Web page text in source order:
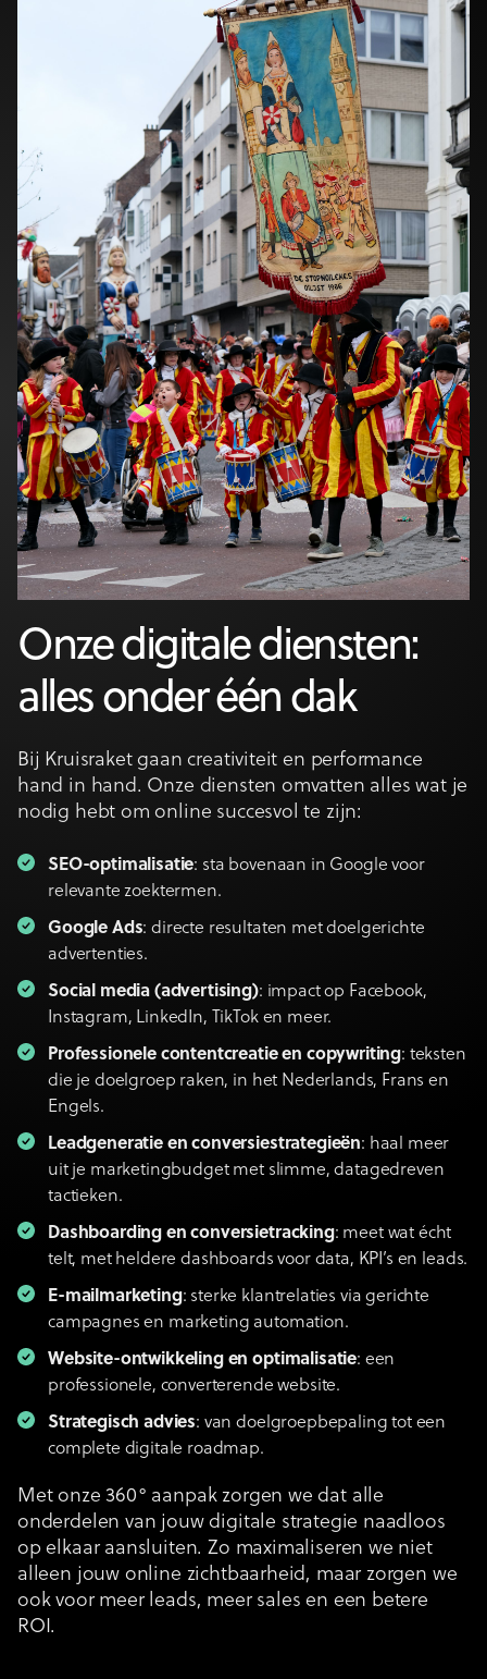
Onze digitale diensten:
alles onder één dak
Bij Kruisraket gaan creativiteit en performance
hand in hand. Onze diensten omvatten alles wat je
nodig hebt om online succesvol te zijn:
SEO-optimalisatie: sta bovenaan in Google voor
relevante zoektermen.
Google Ads: directe resultaten met doelgerichte
advertenties.
Social media (advertising): impact op Facebook,
Instagram, LinkedIn, TikTok en meer.
Professionele contentcreatie en copywriting: teksten
die je doelgroep raken, in het Nederlands, Frans en
Engels.
Leadgeneratie en conversiestrategieën: haal meer
uit je marketingbudget met slimme, datagedreven
tactieken.
Dashboarding en conversietracking: meet wat écht
telt, met heldere dashboards voor data, KPI’s en leads.
E-mailmarketing: sterke klantrelaties via gerichte
campagnes en marketing automation.
Website-ontwikkeling en optimalisatie: een
professionele, converterende website.
Strategisch advies: van doelgroepbepaling tot een
complete digitale roadmap.
Met onze 360° aanpak zorgen we dat alle
onderdelen van jouw digitale strategie naadloos
op elkaar aansluiten. Zo maximaliseren we niet
alleen jouw online zichtbaarheid, maar zorgen we
ook voor meer leads, meer sales en een betere
ROI.